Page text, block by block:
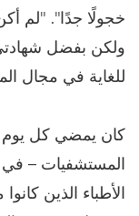
خجولًا جدًا". "لم
ولكن بفضل
للغاية في مجال
كان يمضي كل يوم
المستشفيات – في
الأطباء الذين